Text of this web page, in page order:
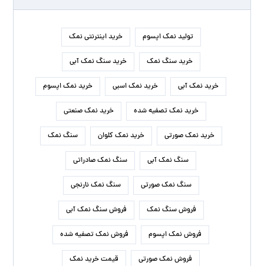
تولید نمک اپسوم خرید اینترنتی نمک
خرید سنگ نمک خرید سنگ نمک آبی
خرید نمک آبی خرید نمک اسبی خرید نمک اپسوم
خرید نمک تصفیه شده خرید نمک صنعتی
خرید نمک صورتی خرید نمک کلوان سنگ نمک
سنگ نمک آبی سنگ نمک صادراتی
سنگ نمک صورتی سنگ نمک نارنجی
فروش سنگ نمک فروش سنگ نمک آبی
فروش نمک اپسوم فروش نمک تصفیه شده
فروش نمک صورتی قیمت خرید نمک